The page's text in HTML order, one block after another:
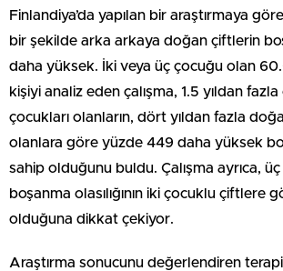
Finlandiya’da yapılan bir araştırmaya
bir şekilde arka arkaya doğan çiftlerin
daha yüksek. İki veya üç çocuğu olan
kişiyi analiz eden çalışma, 1.5 yıldan
çocukları olanların, dört yıldan fazla
olanlara göre yüzde 449 daha yüksek
sahip olduğunu buldu. Çalışma ayrıca,
boşanma olasılığının iki çocuklu çiftlere
olduğuna dikkat çekiyor.
Araştırma sonucunu değerlendiren